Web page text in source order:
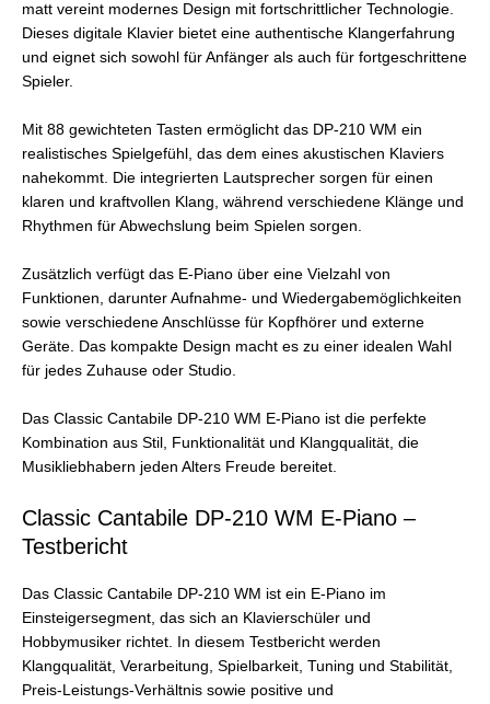
matt vereint modernes Design mit fortschrittlicher Technologie.
Dieses digitale Klavier bietet eine authentische Klangerfahrung
und eignet sich sowohl für Anfänger als auch für fortgeschrittene
Spieler.
Mit 88 gewichteten Tasten ermöglicht das DP-210 WM ein
realistisches Spielgefühl, das dem eines akustischen Klaviers
nahekommt. Die integrierten Lautsprecher sorgen für einen
klaren und kraftvollen Klang, während verschiedene Klänge und
Rhythmen für Abwechslung beim Spielen sorgen.
Zusätzlich verfügt das E-Piano über eine Vielzahl von
Funktionen, darunter Aufnahme- und Wiedergabemöglichkeiten
sowie verschiedene Anschlüsse für Kopfhörer und externe
Geräte. Das kompakte Design macht es zu einer idealen Wahl
für jedes Zuhause oder Studio.
Das Classic Cantabile DP-210 WM E-Piano ist die perfekte
Kombination aus Stil, Funktionalität und Klangqualität, die
Musikliebhabern jeden Alters Freude bereitet.
Classic Cantabile DP-210 WM E-Piano –
Testbericht
Das Classic Cantabile DP-210 WM ist ein E-Piano im
Einsteigersegment, das sich an Klavierschüler und
Hobbymusiker richtet. In diesem Testbericht werden
Klangqualität, Verarbeitung, Spielbarkeit, Tuning und Stabilität,
Preis-Leistungs-Verhältnis sowie positive und